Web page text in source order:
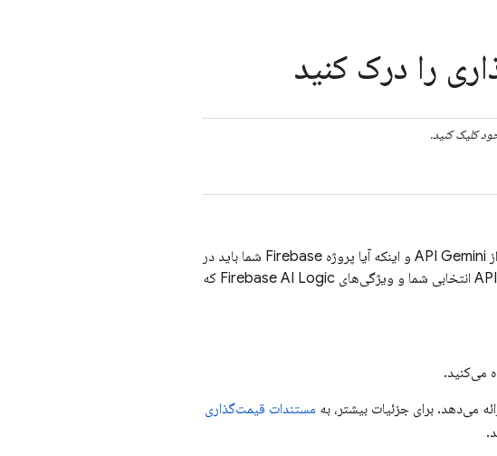
را درک کنید
کلیک کنید.
API Gemini و اینکه آیا پروژه Firebase شما باید در
انتخابی شما و ویژگی‌های Firebase AI Logic که
می‌کنید.
می‌دهد. برای جزئیات بیشتر، به مستندات قیمت‌گذاری